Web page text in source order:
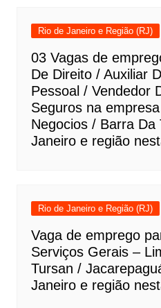
Rio de Janeiro e Região (RJ)
03 Vagas de
De Direito / Auxiliar
Pessoal / Vendedor
Seguros na
Negocios / Barra Da
Janeiro e região
Rio de Janeiro e Região (RJ)
Vaga de emprego
Serviços Gerais –
Tursan /
Janeiro e região